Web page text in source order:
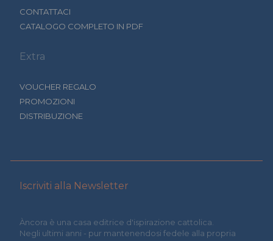
CONTATTACI
CATALOGO COMPLETO IN PDF
Extra
VOUCHER REGALO
PROMOZIONI
DISTRIBUZIONE
Iscriviti alla Newsletter
Àncora è una casa editrice d'ispirazione cattolica.
Negli ultimi anni - pur mantenendosi fedele alla propria